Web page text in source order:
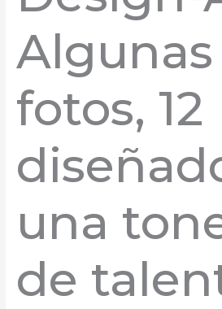
Algunas
fotos, 12
una
de